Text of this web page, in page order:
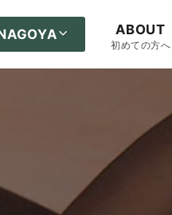
ABOUT
初めての方へ